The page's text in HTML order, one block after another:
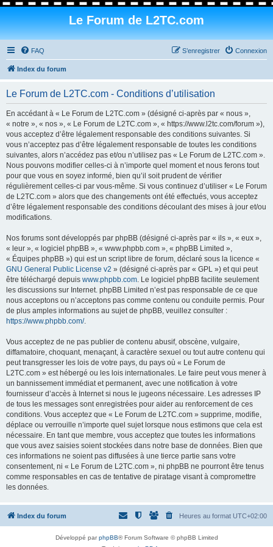
Le Forum de L2TC.com
FAQ Connexion
S’enregistrer
Index du forum
Le Forum de L2TC.com - Conditions d’utilisation
En accédant à « Le Forum de L2TC.com » (désigné ci-après par « nous »,
« notre », « nos », « Le Forum de L2TC.com », « https://www.l2tc.com/forum »),
vous acceptez d’être légalement responsable des conditions suivantes. Si
vous n’acceptez pas d’être légalement responsable de toutes les conditions
suivantes, alors n’accédez pas et/ou n’utilisez pas « Le Forum de L2TC.com ».
Nous pouvons modifier celles-ci à n’importe quel moment et nous ferons tout
pour que vous en soyez informé, bien qu’il soit prudent de vérifier
régulièrement celles-ci par vous-même. Si vous continuez d’utiliser « Le Forum
de L2TC.com » alors que des changements ont été effectués, vous acceptez
d’être légalement responsable des conditions découlant des mises à jour et/ou
modifications.
Nos forums sont développés par phpBB (désigné ci-après par « ils », « eux »,
« leur », « logiciel phpBB », « www.phpbb.com », « phpBB Limited »,
« Équipes phpBB ») qui est un script libre de forum, déclaré sous la licence «
GNU General Public License v2 » (désigné ci-après par « GPL ») et qui peut
être téléchargé depuis www.phpbb.com. Le logiciel phpBB facilite seulement
les discussions sur Internet. phpBB Limited n’est pas responsable de ce que
nous acceptons ou n’acceptons pas comme contenu ou conduite permis. Pour
de plus amples informations au sujet de phpBB, veuillez consulter :
https://www.phpbb.com/.
Vous acceptez de ne pas publier de contenu abusif, obscène, vulgaire,
diffamatoire, choquant, menaçant, à caractère sexuel ou tout autre contenu qui
peut transgresser les lois de votre pays, du pays où « Le Forum de
L2TC.com » est hébergé ou les lois internationales. Le faire peut vous mener à
un bannissement immédiat et permanent, avec une notification à votre
fournisseur d’accès à Internet si nous le jugeons nécessaire. Les adresses IP
de tous les messages sont enregistrées pour aider au renforcement de ces
conditions. Vous acceptez que « Le Forum de L2TC.com » supprime, modifie,
déplace ou verrouille n’importe quel sujet lorsque nous estimons que cela est
nécessaire. En tant que membre, vous acceptez que toutes les informations
que vous avez saisies soient stockées dans notre base de données. Bien que
ces informations ne soient pas diffusées à une tierce partie sans votre
consentement, ni « Le Forum de L2TC.com », ni phpBB ne pourront être tenus
comme responsables en cas de tentative de piratage visant à compromettre
les données.
Index du forum Heures au format UTC+02:00
Développé parphpBB® Forum Software © phpBB Limited